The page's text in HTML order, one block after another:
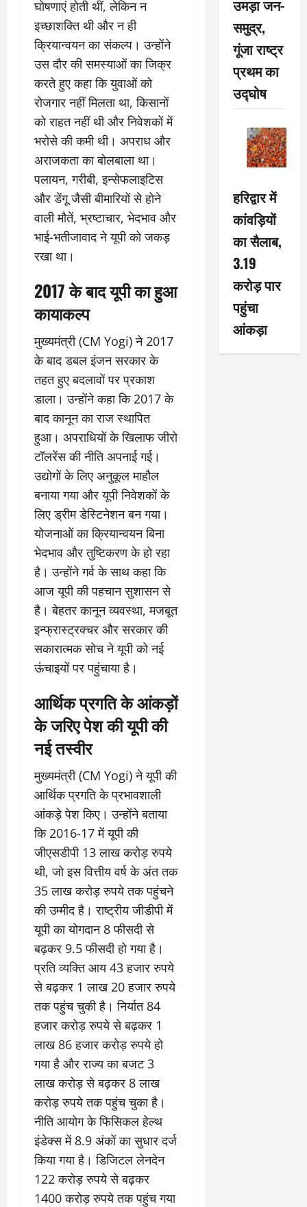
घोषणाएं होती थीं, लेकिन न
इच्छाशक्ति थी और न ही
क्रियान्वयन का संकल्प। उन्होंने
उस दौर की समस्याओं का जिक्र
करते हुए कहा कि युवाओं को
रोजगार नहीं मिलता था, किसानों
को राहत नहीं थी और निवेशकों में
भरोसे की कमी थी। अपराध और
अराजकता का बोलबाला था।
पलायन, गरीबी, इन्सेफलाइटिस
और डेंगू जैसी बीमारियों से होने
वाली मौतें, भ्रष्टाचार, भेदभाव और
भाई-भतीजावाद ने यूपी को जकड़
रखा था।
2017 के बाद यूपी का हुआ
कायाकल्प
मुख्यमंत्री (CM Yogi) ने 2017
के बाद डबल इंजन सरकार के
तहत हुए बदलावों पर प्रकाश
डाला। उन्होंने कहा कि 2017 के
बाद कानून का राज स्थापित
हुआ। अपराधियों के खिलाफ जीरो
टॉलरेंस की नीति अपनाई गई।
उद्योगों के लिए अनुकूल माहौल
बनाया गया और यूपी निवेशकों के
लिए ड्रीम डेस्टिनेशन बन गया।
योजनाओं का क्रियान्वयन बिना
भेदभाव और तुष्टिकरण के हो रहा
है। उन्होंने गर्व के साथ कहा कि
आज यूपी की पहचान सुशासन से
है। बेहतर कानून व्यवस्था, मजबूत
इन्फ्रास्ट्रक्चर और सरकार की
सकारात्मक सोच ने यूपी को नई
ऊंचाइयों पर पहुंचाया है।
आर्थिक प्रगति के आंकड़ों
के जरिए पेश की यूपी की
नई तस्वीर
मुख्यमंत्री (CM Yogi) ने यूपी की
आर्थिक प्रगति के प्रभावशाली
आंकड़े पेश किए। उन्होंने बताया
कि 2016-17 में यूपी की
जीएसडीपी 13 लाख करोड़ रुपये
थी, जो इस वित्तीय वर्ष के अंत तक
35 लाख करोड़ रुपये तक पहुंचने
की उम्मीद है। राष्ट्रीय जीडीपी में
यूपी का योगदान 8 फीसदी से
बढ़कर 9.5 फीसदी हो गया है।
प्रति व्यक्ति आय 43 हजार रुपये
से बढ़कर 1 लाख 20 हजार रुपये
तक पहुंच चुकी है। निर्यात 84
हजार करोड़ रुपये से बढ़कर 1
लाख 86 हजार करोड़ रुपये हो
गया है और राज्य का बजट 3
लाख करोड़ से बढ़कर 8 लाख
करोड़ रुपये तक पहुंच चुका है।
नीति आयोग के फिसिकल हेल्थ
इंडेक्स में 8.9 अंकों का सुधार दर्ज
किया गया है। डिजिटल लेनदेन
122 करोड़ रुपये से बढ़कर
1400 करोड़ रुपये तक पहुंच गया
उमड़ा जन-
समुद्र,
गूंजा राष्ट्र
प्रथम का
उद्घोष
हरिद्वार में
कांवड़ियों
का सैलाब,
3.19
करोड़ पार
पहुंचा
आंकड़ा